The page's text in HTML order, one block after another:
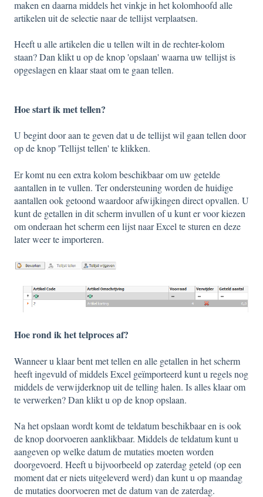
maken en daarna middels het vinkje in het kolomhoofd alle
artikelen uit de selectie naar de tellijst verplaatsen.
Heeft u alle artikelen die u tellen wilt in de rechter-kolom
staan? Dan klikt u op de knop 'opslaan' waarna uw tellijst is
opgeslagen en klaar staat om te gaan tellen.
Hoe start ik met tellen?
U begint door aan te geven dat u de tellijst wil gaan tellen door
op de knop 'Tellijst tellen' te klikken.
Er komt nu een extra kolom beschikbaar om uw getelde
aantallen in te vullen. Ter ondersteuning worden de huidige
aantallen ook getoond waardoor afwijkingen direct opvallen. U
kunt de getallen in dit scherm invullen of u kunt er voor kiezen
om onderaan het scherm een lijst naar Excel te sturen en deze
later weer te importeren.
Hoe rond ik het telproces af?
Wanneer u klaar bent met tellen en alle getallen in het scherm
heeft ingevuld of middels Excel geïmporteerd kunt u regels nog
middels de verwijderknop uit de telling halen. Is alles klaar om
te verwerken? Dan klikt u op de knop opslaan.
Na het opslaan wordt komt de teldatum beschikbaar en is ook
de knop doorvoeren aanklikbaar. Middels de teldatum kunt u
aangeven op welke datum de mutaties moeten worden
doorgevoerd. Heeft u bijvoorbeeld op zaterdag geteld (op een
moment dat er niets uitgeleverd werd) dan kunt u op maandag
de mutaties doorvoeren met de datum van de zaterdag.